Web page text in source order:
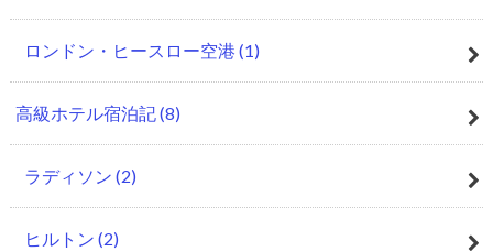
ロンドン・ヒースロー空港 (1)
高級ホテル宿泊記(8)
ラディソン (2)
ヒルトン (2)